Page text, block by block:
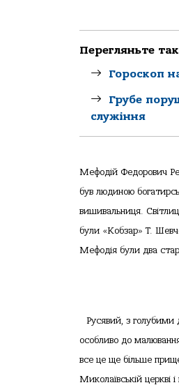
Перегляньте
Гороскоп
Грубе
служіння
Мефодій Федорович
був людиною
вишивальниця.
були «Кобзар» Т.
Мефодія були два
Русявий, з голубими
особливо до
все це ще більше
Миколаївській церкві